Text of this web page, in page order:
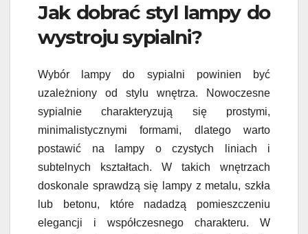
Jak dobrać styl lampy do
wystroju sypialni?
Wybór lampy do sypialni powinien być
uzależniony od stylu wnętrza. Nowoczesne
sypialnie charakteryzują się prostymi,
minimalistycznymi formami, dlatego warto
postawić na lampy o czystych liniach i
subtelnych kształtach. W takich wnętrzach
doskonale sprawdzą się lampy z metalu, szkła
lub betonu, które nadadzą pomieszczeniu
elegancji i współczesnego charakteru. W